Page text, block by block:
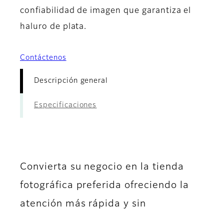
confiabilidad de imagen que garantiza el
haluro de plata.
Contáctenos
Descripción general
Especificaciones
Convierta su negocio en la tienda
fotográfica preferida ofreciendo la
atención más rápida y sin